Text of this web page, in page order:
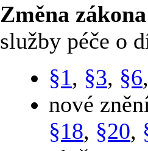
Změna
služby péče o
§1, §3, §6
nové
§18, §20,